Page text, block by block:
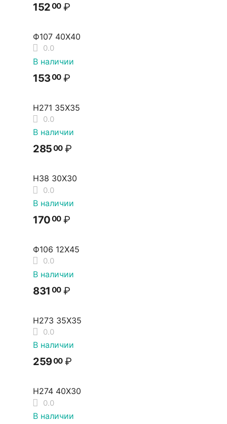
15200 ₽
Ф107 40Х40
0.0
В наличии
15300 ₽
Н271 35Х35
0.0
В наличии
28500 ₽
Н38 30Х30
0.0
В наличии
17000 ₽
Ф106 12Х45
0.0
В наличии
831 00 ₽
Н273 35Х35
0.0
В наличии
25900 ₽
Н274 40Х30
0.0
В наличии